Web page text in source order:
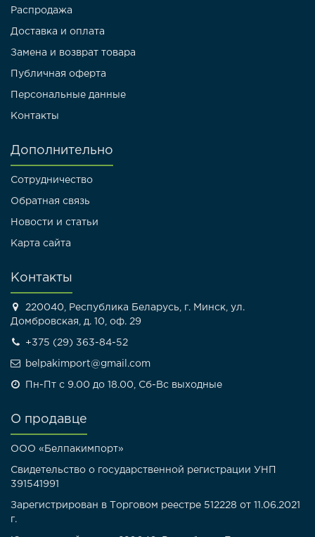
Распродажа
Доставка и оплата
Замена и возврат товара
Публичная оферта
Персональные данные
Контакты
Дополнительно
Сотрудничество
Обратная связь
Новости и статьи
Карта сайта
Контакты
220040, Республика Беларусь, г. Минск, ул.
Домбровская, д. 10, оф. 29
+375 (29) 363-84-52
belpakimport@gmail.com
Пн-Пт с 9.00 до 18.00, Сб-Вс выходные
О продавце
ООО «Белпакимпорт»
Свидетельство о государственной регистрации УНП
391541991
Зарегистрирован в Торговом реестре 512228 от 11.06.2021
г.